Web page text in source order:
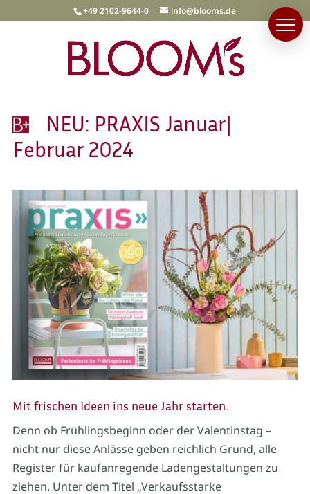
+49 2102-9644-0 info@blooms.de
NEU: PRAXIS Januar|
Februar 2024
Mit frischen Ideen ins neue Jahr starten.
Denn ob Frühlingsbeginn oder der Valentinstag –
nicht nur diese Anlässe geben reichlich Grund, alle
Register für kaufanregende Ladengestaltungen zu
ziehen. Unter dem Titel „Verkaufsstarke